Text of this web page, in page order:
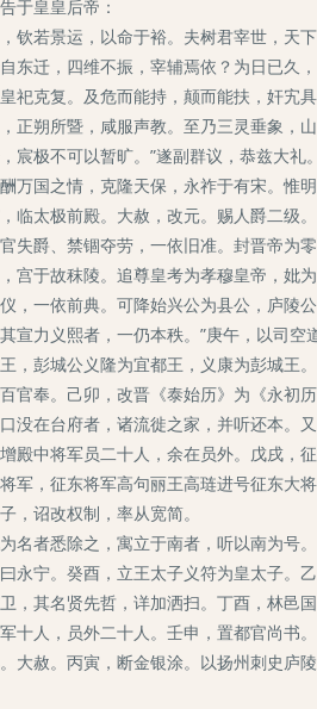
皇皇后帝：
若景运，以命于裕。夫树君宰世，天
东迁，四维不振，宰辅焉依？为日已久
祀克复。及危而能持，颠而能扶，奸宄
正朔所暨，咸服声教。至乃三灵垂象，
宸极不可以暂旷。”遂副群议，恭兹大
万国之情，克隆天保，永祚于有宋。惟
太极前殿。大赦，改元。赐人爵二级
失爵、禁锢夺劳，一依旧准。封晋帝为
宫于故秣陵。追尊皇考为孝穆皇帝，妣
，一依前典。可降始兴公为县公，庐
宣力义熙者，一仍本秩。”庚午，以司
，彭城公义隆为宜都王，义康为彭城王
官奉。己卯，改晋《泰始历》为《永初
在台府者，诸流徙之家，并听还本。
殿中将军员二十人，余在员外。戊戌，
军，征东将军高句丽王高琏进号征东大
，诏改权制，率从宽简。
者悉除之，寓立于南者，听以南为号
永宁。癸酉，立王太子义符为皇太子。
其名贤先哲，详加洒扫。丁酉，林邑
人，员外二十人。壬申，置都官尚书
赦。丙寅，断金银涂。以扬州刺史庐